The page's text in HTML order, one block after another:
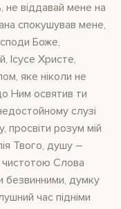
не віддавай мене на
спокушував мене,
Боже,
Ісусе Христе,
яке ніколи не
Ним освятив ти
слузі
просвіти розум мій
Твого, душу –
Слова
безвинними, думку
час підніми